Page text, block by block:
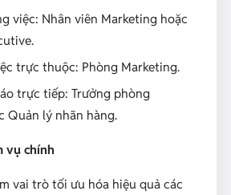
việc: Nhân viên Marketing hoặc
trực thuộc: Phòng Marketing.
trực tiếp: Trưởng phòng
Quản lý nhãn hàng.
vụ chính
vai trò tối ưu hóa hiệu quả các